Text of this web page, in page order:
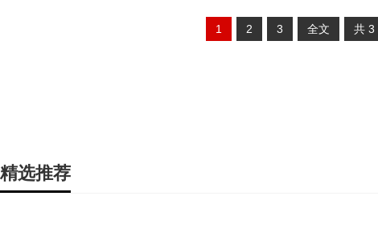
1 2 3 全文 共 3
精选推荐